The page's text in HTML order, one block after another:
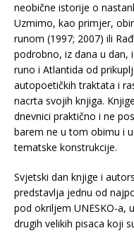
neobične istorije o
Uzmimo, kao primjer,
runom (1997; 2007) ili
podrobno, iz dana u dan,
runo i Atlantida od
autopoetičkih traktata i
nacrta svojih knjiga.
dnevnici praktično i ne
barem ne u tom obimu i
tematske konstrukcije.
Svjetski dan knjige i
predstavlja jednu od
pod okriljem UNESKO-a,
drugih velikih pisaca koji